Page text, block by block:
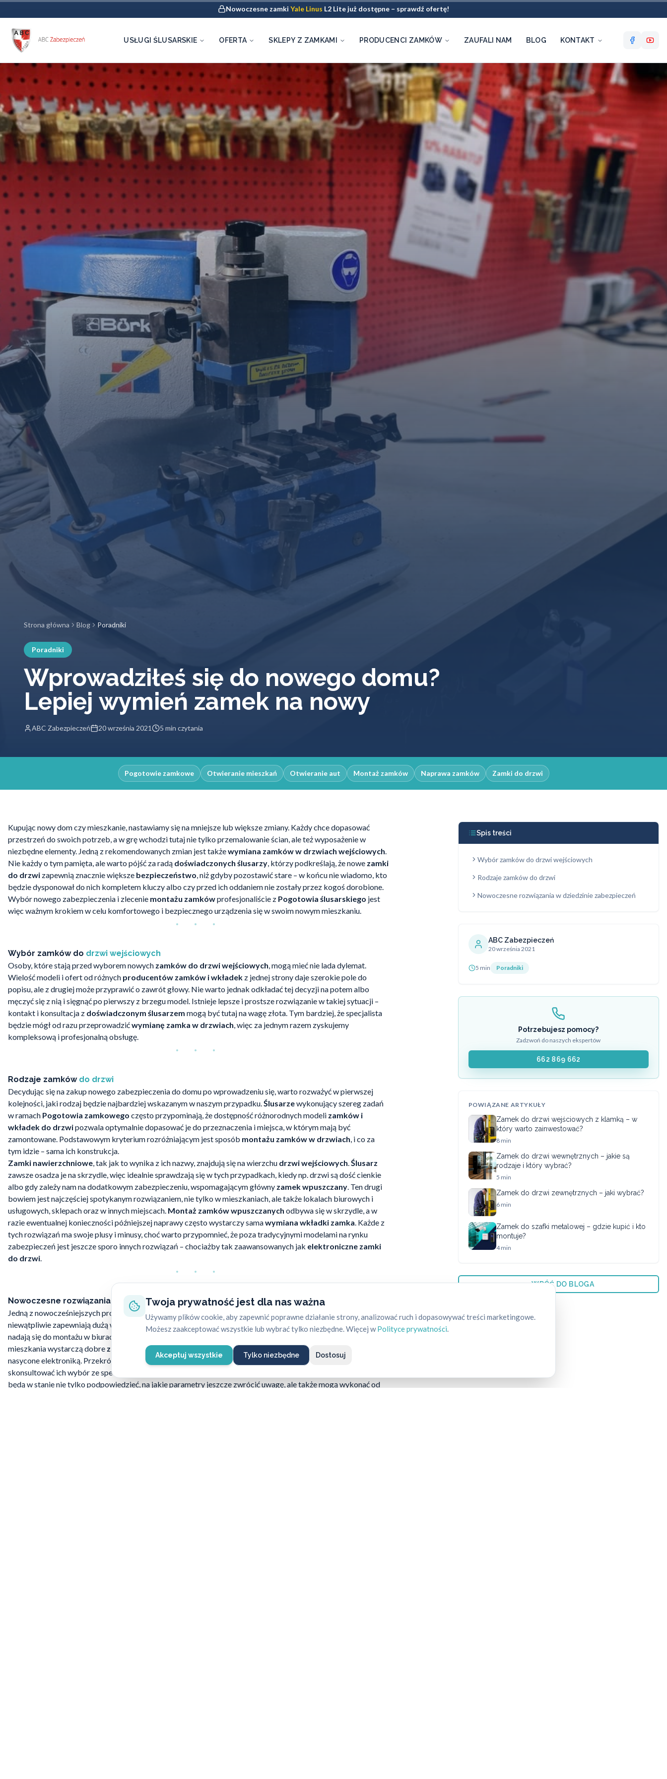
Twoja prywatność jest dla nas ważna
Używamy plików cookie, aby zapewnić poprawne działanie strony, analizować ruch i dopasowywać treści marketingowe.
Możesz zaakceptować wszystkie lub wybrać tylko niezbędne. Więcej wPolityce prywatności.
Akceptuj wszystkie Tylko niezbędne Dostosuj
Nowoczesne zamki Yale Linus L2 Lite już dostępne – sprawdź ofertę!
USŁUGI ŚLUSARSKIE OFERTA SKLEPY Z ZAMKAMI PRODUCENCI ZAMKÓW ZAUFALI NAM BLOG KONTAKT
Strona główna Blog Poradniki
Poradniki
Wprowadziłeś się do nowego domu?
Lepiej wymień zamek na nowy
ABC Zabezpieczeń 20 września 2021 5 min czytania
Pogotowie zamkowe Otwieranie mieszkań Otwieranie aut Montaż zamków Naprawa zamków Zamki do drzwi
Kupując nowy dom czy mieszkanie, nastawiamy się na mniejsze lub większe zmiany. Każdy chce dopasować
przestrzeń do swoich potrzeb, a w grę wchodzi tutaj nie tylko przemalowanie ścian, ale też wyposażenie w
niezbędne elementy. Jedną z rekomendowanych zmian jest takżewymiana zamków w drzwiach wejściowych.
Nie każdy o tym pamięta, ale warto pójść za radą doświadczonych ślusarzy, którzy podkreślają, że nowe zamki
do drzwi zapewnią znacznie większe bezpieczeństwo, niż gdyby pozostawić stare – w końcu nie wiadomo, kto
będzie dysponował do nich kompletem kluczy albo czy przed ich oddaniem nie zostały przez kogoś dorobione.
Wybór nowego zabezpieczenia i zlecenie montażu zamkówprofesjonaliście z Pogotowia ślusarskiego jest
więc ważnym krokiem w celu komfortowego i bezpiecznego urządzenia się w swoim nowym mieszkaniu.
Wybór zamków do drzwi wejściowych
Osoby, które stają przed wyborem nowych zamków do drzwi wejściowych, mogą mieć nie lada dylemat.
Wielość modeli i ofert od różnych producentów zamków i wkładek z jednej strony daje szerokie pole do
popisu, ale z drugiej może przyprawić o zawrót głowy. Nie warto jednak odkładać tej decyzji na potem albo
męczyć się z nią i sięgnąć po pierwszy z brzegu model. Istnieje lepsze i prostsze rozwiązanie w takiej sytuacji –
kontakt i konsultacja z doświadczonym ślusarzem mogą być tutaj na wagę złota. Tym bardziej, że specjalista
będzie mógł od razu przeprowadzićwymianę zamka w drzwiach, więc za jednym razem zyskujemy
kompleksową i profesjonalną obsługę.
Rodzaje zamków do drzwi
Decydując się na zakup nowego zabezpieczenia do domu po wprowadzeniu się, warto rozważyć w pierwszej
kolejności, jaki rodzaj będzie najbardziej wskazanym w naszym przypadku.Ślusarzewykonujący szereg zadań
w ramach Pogotowia zamkowego często przypominają, że dostępność różnorodnych modeli zamków i
wkładek do drzwipozwala optymalnie dopasować je do przeznaczenia i miejsca, w którym mają być
zamontowane. Podstawowym kryterium rozróżniającym jest sposób montażu zamków w drzwiach, i co za
tym idzie – sama ich konstrukcja.
Zamki nawierzchniowe, tak jak to wynika z ich nazwy, znajdują się na wierzchu drzwi wejściowych.Ślusarz
zawsze osadza je na skrzydle, więc idealnie sprawdzają się w tych przypadkach, kiedy np. drzwi są dość cienkie
albo gdy zależy nam na dodatkowym zabezpieczeniu, wspomagającym główny zamek wpuszczany. Ten drugi
bowiem jest najczęściej spotykanym rozwiązaniem, nie tylko w mieszkaniach, ale także lokalach biurowych i
usługowych, sklepach oraz w innych miejscach. Montaż zamków wpuszczanych odbywa się w skrzydle, a w
razie ewentualnej konieczności późniejszej naprawy często wystarczy samawymiana wkładki zamka. Każde z
tych rozwiązań ma swoje plusy i minusy, choć warto przypomnieć, że poza tradycyjnymi modelami na rynku
zabezpieczeń jest jeszcze sporo innych rozwiązań – chociażby tak zaawansowanych jak elektroniczne zamki
do drzwi.
Nowoczesne rozwiązania w
dziedzinie zabezpieczeń
Jedną z nowocześniejszych propozycji renomowanych producentów są
zamki elektroniczne
, które
niewątpliwie zapewniają dużą wygodę korzystania z nich, a także najważniejsze bezpieczeństwo
. Idealnie
nadają się do montażu w biurach, hotelach czy posiadłościach prywatnych, natomiast w przypadku blokowego
mieszkania wystarczą dobre zamki antywłamaniowe, które także dają wysoki poziom ochrony, choć nie są tak
nasycone elektroniką. Przekrój produktów dostępnych na rynku zabezpieczeń jest tak duży, że na pewno warto
skonsultować ich wybór ze specjalistą, który ma
będą w stanie nie tylko podpowiedzieć, na jakie parametry jeszcze zwrócić uwagę, ale także mogą wykonać od
Spis treści
Wybór zamków do drzwi wejściowych
Rodzaje zamków do drzwi
Nowoczesne rozwiązania w dziedzinie zabezpieczeń
ABC Zabezpieczeń
20 września 2021
5 min Poradniki
Potrzebujesz pomocy?
Zadzwoń do naszych ekspertów
662 869 662
POWIĄZANE ARTYKUŁY
Zamek do drzwi wejściowych z klamką – w
który warto zainwestować?
8 min
Zamek do drzwi wewnętrznych – jakie są
rodzaje i który wybrać?
5 min
Zamek do drzwi zewnętrznych – jaki wybrać?
6 min
Zamek do szafki metalowej – gdzie kupić i kto
montuje?
4 min
← WRÓĆ DO BLOGA